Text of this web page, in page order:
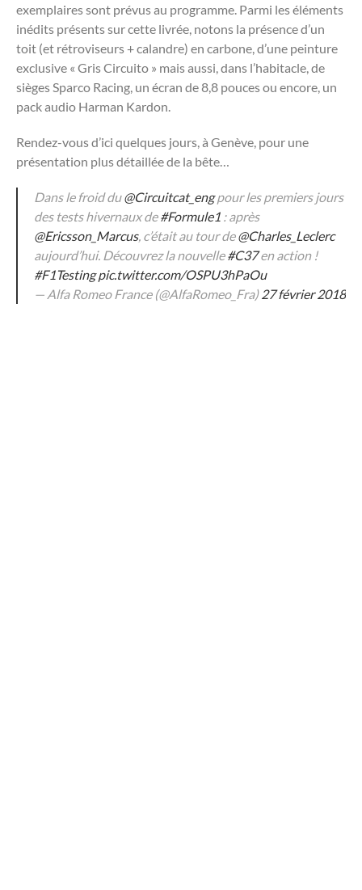
exemplaires sont prévus au programme. Parmi les éléments
inédits présents sur cette livrée, notons la présence d’un
toit (et rétroviseurs + calandre) en carbone, d’une peinture
exclusive « Gris Circuito » mais aussi, dans l’habitacle, de
sièges Sparco Racing, un écran de 8,8 pouces ou encore, un
pack audio Harman Kardon.
Rendez-vous d’ici quelques jours, à Genève, pour une
présentation plus détaillée de la bête…
Dans le froid du@Circuitcat_engpour les premiers jours
des tests hivernaux de#Formule1 : après
@Ericsson_Marcus, c’était au tour de@Charles_Leclerc
aujourd’hui. Découvrez la nouvelle#C37en action !
#F1Testing pic.twitter.com/OSPU3hPaOu
— Alfa Romeo France (@AlfaRomeo_Fra)27 février 2018